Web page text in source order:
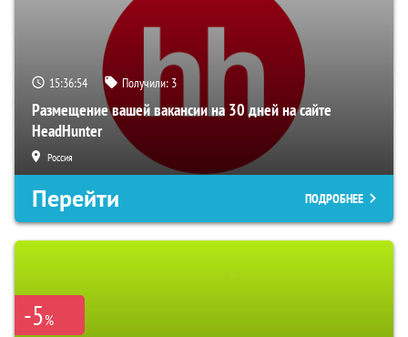
15:36:53 Получили: 3
Размещение вашей вакансии на 30 дней на сайте
HeadHunter
Россия
Перейти ПОДРОБНЕЕ
-5%